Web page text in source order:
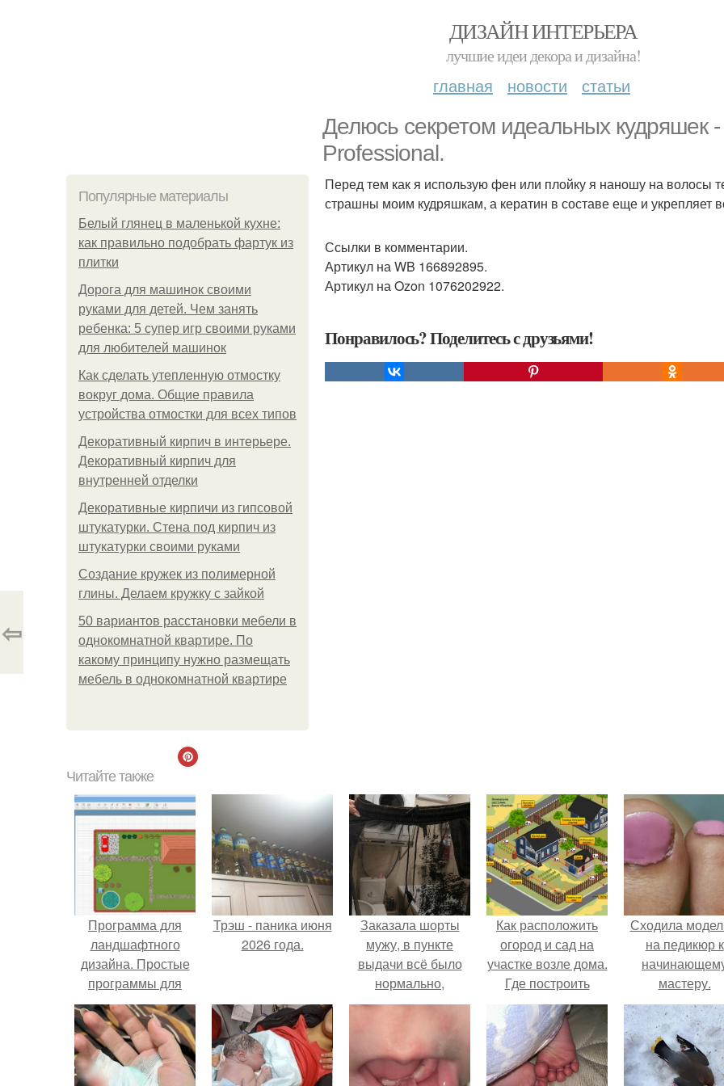
ДИЗАЙН ИНТЕРЬЕРА
лучшие идеи декора и дизайна!
главная новости статьи
Делюсь секретом идеальных кудряшек
Professional.
Популярные материалы
Белый глянец в маленькой кухне:
как правильно подобрать фартук из
плитки
Дорога для машинок своими
руками для детей. Чем занять
ребенка: 5 супер игр своими руками
для любителей машинок
Как сделать утепленную отмостку
вокруг дома. Общие правила
устройства отмостки для всех типов
Декоративный кирпич в интерьере.
Декоративный кирпич для
внутренней отделки
Декоративные кирпичи из гипсовой
штукатурки. Стена под кирпич из
штукатурки своими руками
Создание кружек из полимерной
глины. Делаем кружку с зайкой
50 вариантов расстановки мебели в
однокомнатной квартире. По
какому принципу нужно размещать
мебель в однокомнатной квартире
Перед тем как я использую фен или плойку я наношу на волосы
страшны моим кудряшкам, а кератин в составе еще и укрепляет
Ссылки в комментарии.
Артикул на WB 166892895.
Артикул на Ozon 1076202922.
Понравилось? Поделитесь с друзьями!
⇦
Читайте также
Программа для
ландшафтного
дизайна. Простые
программы для
планировки и
проектирования
участка
Трэш - паника июня
2026 года.
Заказала шорты
мужу, в пункте
выдачи всё было
нормально,
примерил все
предвещало беды.
Как расположить
огород и сад на
участке возле дома.
Где построить
жилой дом
Сходила
на педикюр к
мастеру.